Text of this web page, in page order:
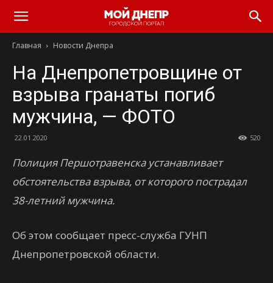
Главная Новости Днепра
На Днепропетровщине от
взрыва гранаты погиб
мужчина, — ФОТО
22.01.2020 520
Полиция Першотравенска устанавливает
обстоятельства взрыва, от которого пострадал
38-летний мужчина.
Об этом сообщает пресс-служба ГУНП
Днепропетровской области.